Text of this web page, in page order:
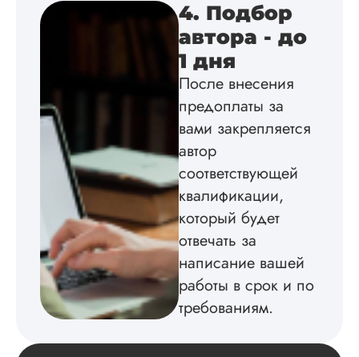
по всем вопросам.
Благодарен.
Инна
Диссертация
Дата:
Магистерскую
философии
Грамотно
структуру, список
приложения,
4. Подбор
автора - до
1 дня
После внесения
предоплаты за
вами закрепляется
автор
соответствующей
квалификации,
который будет
отвечать за
написание вашей
работы в срок и по
требованиям.